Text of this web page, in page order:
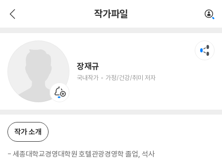
작가파일
장재규
국내작가 가정/건강/취미 저자
가정/건강/취미 저자
작가 소개
- 세종대학교경영대학원 호텔관광경영학 졸업, 석사